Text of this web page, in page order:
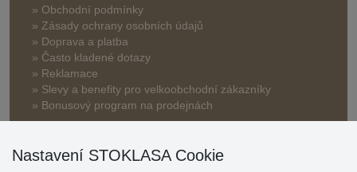
» Obchodní podmínky
» Zásady ochrany osobních údajů
» Doprava a platba
» Často kladené dotazy
» Reklamace
» Slevy a benefity pro velkoobchodní zákazníky
» Bonusový program na prodejnách
Nastavení STOKLASA Cookie